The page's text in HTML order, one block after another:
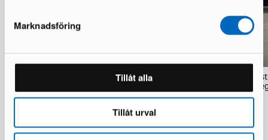
Marknadsföring
Tillåt alla
Tillåt urval
Sofacompany Velvet Ocean matto
1 varastossa · Hyvä kunto
Sofacompany Nelson 4-
avokulmasohva Planet
1 varastossa · Hyvä kunto